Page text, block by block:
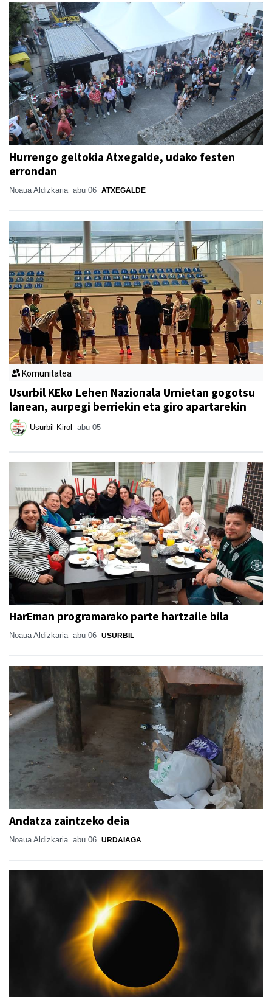
Hurrengo geltokia Atxegalde, udako festen
errondan
Noaua Aldizkaria abu 06 ATXEGALDE
Komunitatea
Usurbil KEko Lehen Nazionala Urnietan gogotsu
lanean, aurpegi berriekin eta giro apartarekin
Usurbil Kirol abu 05
HarEman programarako parte hartzaile bila
Noaua Aldizkaria abu 06 USURBIL
Andatza zaintzeko deia
Noaua Aldizkaria abu 06 URDAIAGA